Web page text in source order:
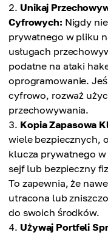
Unikaj
Cyfrowych: Nigdy
prywatnego w pliku
usługach
podatne na ataki
oprogramowanie.
cyfrowo, rozważ
przechowywania.
Kopia Zapasowa
wiele bezpiecznych,
klucza prywatnego
sejf lub bezpieczny
To zapewnia, że
utracona lub
do swoich środków.
Używaj Portfeli